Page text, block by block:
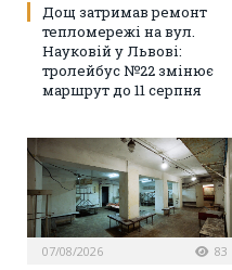
Дощ затримав ремонт
тепломережі на вул.
Науковій у Львові:
тролейбус №22 змінює
маршрут до 11 серпня
07/08/2026 83